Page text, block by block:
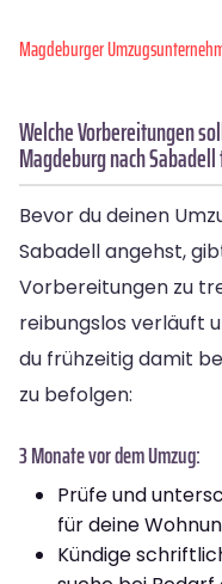
Magdeburger
Welche Vorbereitungen
Magdeburg nach
Bevor du deinen
Sabadell angehst,
Vorbereitungen zu
reibungslos verläuft
du frühzeitig damit
zu befolgen:
3 Monate vor dem Umzug:
Prüfe und
für deine
Kündige